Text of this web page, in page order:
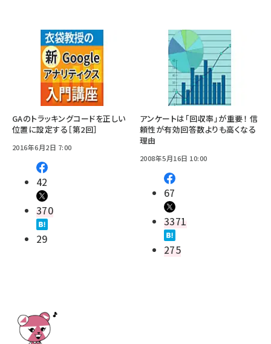
GAのトラッキングコードを正しい
位置に設定する［第2回］
2016年6月2日 7:00
42
370
29
アンケートは「回収率」が重要！ 信
頼性が有効回答数よりも高くなる
理由
2008年5月16日 10:00
67
3371
275